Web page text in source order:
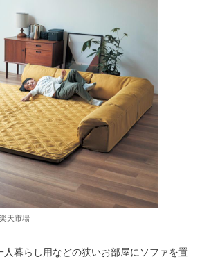
天市場
人暮らし用などの狭いお部屋にソファを置